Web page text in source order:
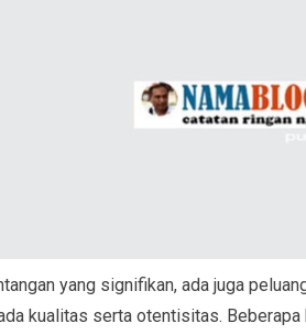
yang signifikan, ada juga
kualitas serta otentisitas.